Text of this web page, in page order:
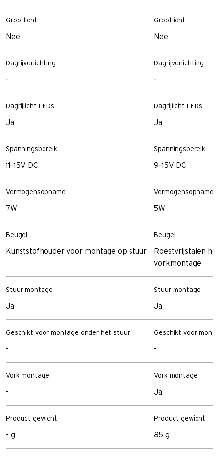
Grootlicht
Nee
Dagrijverlichting
-
Dagrijlicht LEDs
Ja
Spanningsbereik
11-15V DC
Vermogensopname
7W
Beugel
Kunststofhouder voor montage op stuur
Stuur montage
Ja
Geschikt voor montage onder het stuur
-
Vork montage
-
Product gewicht
- g
Grootlicht
Nee
Dagrijverlichting
-
Dagrijlicht LEDs
Ja
Spanningsbereik
9-15V DC
Vermogensopname
5W
Beugel
Roestvrijstalen
vorkmontage
Stuur montage
Ja
Geschikt voor
-
Vork montage
Ja
Product gewicht
85 g